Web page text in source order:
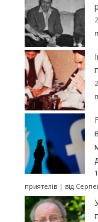
приятелів| від